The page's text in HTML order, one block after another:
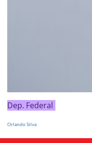
Dep. Federal
Orlando Silva